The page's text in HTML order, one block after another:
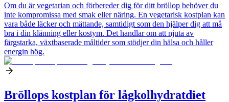
Om du är vegetarian och förbereder dig för ditt bröllop behöver du
inte kompromissa med smak eller näring. En vegetarisk kostplan kan
vara både läcker och mättande, samtidigt som den hjälper dig att må
bra i din klänning eller kostym. Det handlar om att njuta av
färgstarka, växtbaserade måltider som stödjer din hälsa och håller
energin hög.
Bröllops kostplan för lågkolhydratdiet